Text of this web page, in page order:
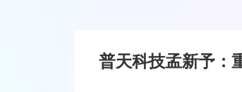
普天科技孟新予：